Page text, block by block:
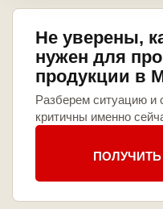
Не уверены,
нужен для
продукции в
Разберем ситуацию и
критичны именно